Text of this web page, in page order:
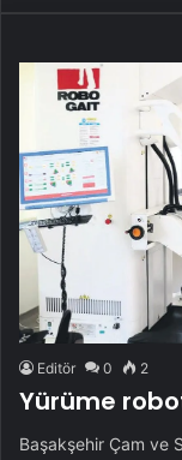
Editör 0 2
Yürüme
Başakşehir Çam ve